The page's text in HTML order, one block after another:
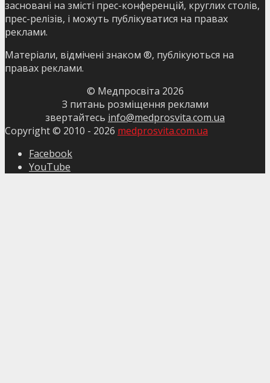
засновані на змісті прес-конференцій, круглих столів,
прес-релізів, і можуть публікуватися на правах
реклами.
Матеріали, відмічені знаком ®, публікуються на
правах реклами.
© Медпросвіта 2026
З питань розміщення реклами
звертайтесь info@medprosvita.com.ua
Copyright © 2010 - 2026 medprosvita.com.ua
Facebook
YouTube